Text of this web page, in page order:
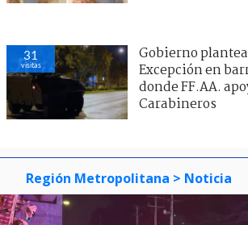
31
visitas
Gobierno
Excepción en
donde FF.AA.
Carabineros
Región Metropolitana > Noticia